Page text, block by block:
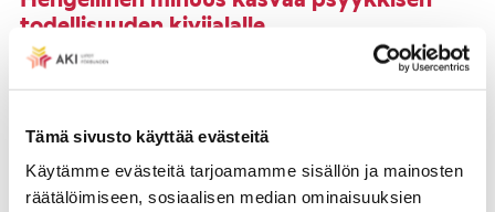
Tämä sivusto käyttää evästeitä
Käytämme evästeitä tarjoamamme sisällön ja mainosten
räätälöimiseen, sosiaalisen median ominaisuuksien
todellisuuden kivijalalle
Hengellinen minuus ei ole erillinen osa ihmisessä, vaan se
kasvaa psyykkisen minuuden ja minäkäsityksen
kun olen suhteessa Jumalaan tai toisiin ihmisiin. Jos
minäkuva on hämärtynyt tai kielteinen, sillä on
epäilemättä vaikutus myös jumalasuhteeseen.